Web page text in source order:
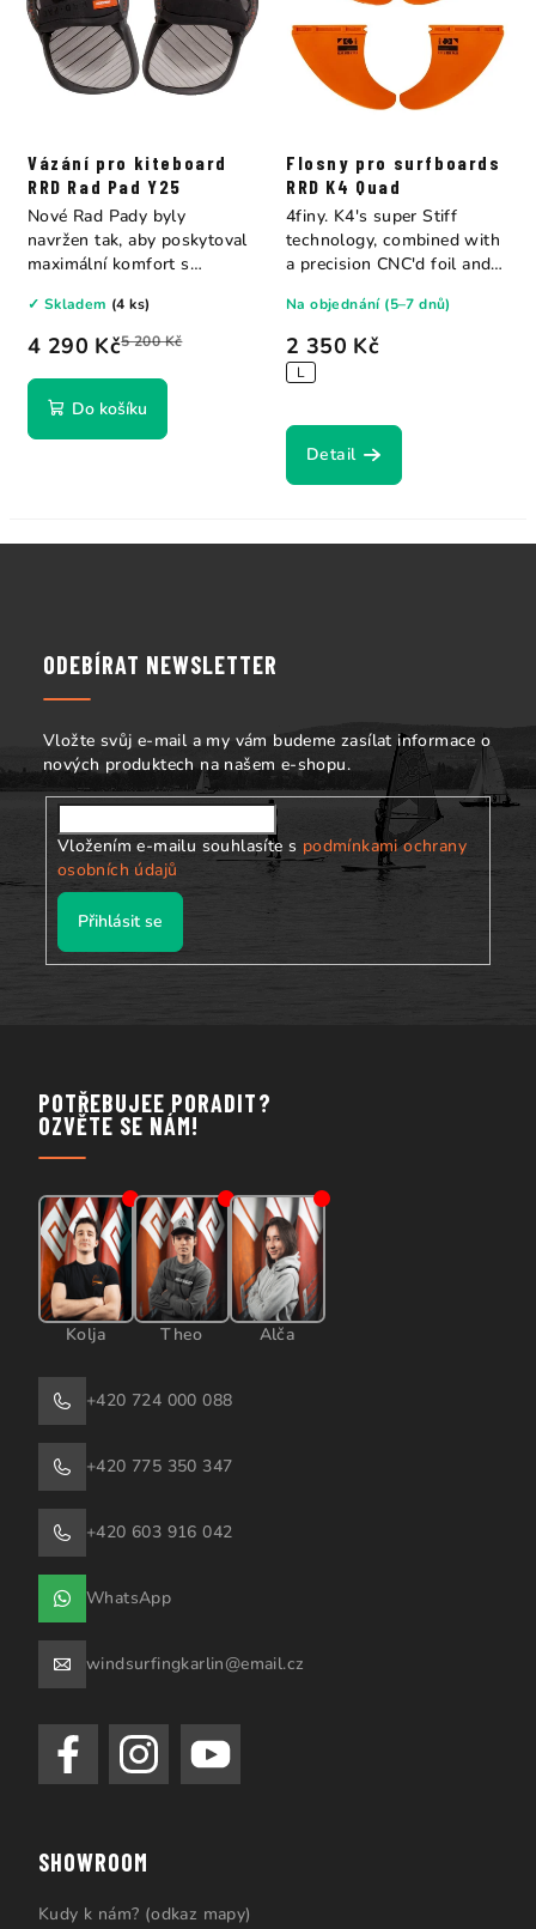
Vázání pro kiteboard
RRD Rad Pad Y25
4 290 Kč5 200 Kč
✓ Skladem (4 ks)
Do košíku
Nové Rad Pady byly
navržen tak, aby poskytoval
maximální komfort s
Flosny pro surfboards
RRD K4 Quad
2 350 Kč
L
Na objednání (5–7 dnů)
Detail
4finy. K4's super Stiff
technology, combined with
a precision CNC'd foil and
ODEBÍRAT NEWSLETTER
Vložte svůj e-mail a my vám budeme zasílat informace o
nových produktech na našem e-shopu.
Vložením e-mailu souhlasíte s podmínkami ochrany
osobních údajů
Přihlásit se
POTŘEBUJEE PORADIT?
OZVĚTE SE NÁM!
Kolja Theo Alča
+420 724 000 088
+420 775 350 347
+420 603 916 042
WhatsApp
windsurfingkarlin@email.cz
SHOWROOM
Kudy k nám? (odkaz mapy)